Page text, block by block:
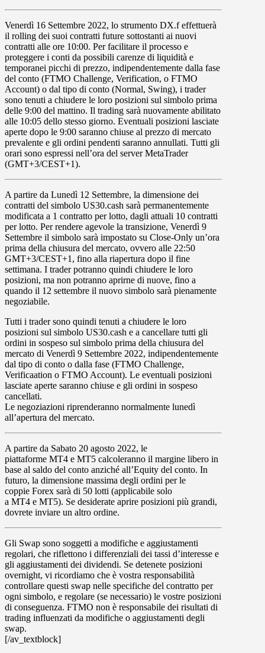
Venerdì 16 Settembre 2022, lo strumento DX.feffettuerà
il rolling dei suoi contratti future sottostanti ai nuovi
contratti alle ore 10:00. Per facilitare il processo e
proteggere i conti da possibili carenze di liquidità e
temporanei picchi di prezzo, indipendentemente dalla fase
del conto (FTMO Challenge, Verification, o FTMO
Account) o dal tipo di conto (Normal, Swing), i trader
sono tenuti a chiudere le loro posizioni sul simbolo prima
delle 9:00 del mattino. Il trading sarà nuovamente abilitato
alle 10:05 dello stesso giorno. Eventuali posizioni lasciate
aperte dopo le 9:00 saranno chiuse al prezzo di mercato
prevalente e gli ordini pendenti saranno annullati. Tutti gli
orari sono espressi nell’ora del server MetaTrader
(GMT+3/CEST+1).
A partire da Lunedì 12 Settembre, la dimensione dei
contratti del simbolo US30.cash sarà permanentemente
modificata a 1 contratto per lotto, dagli attuali 10 contratti
per lotto. Per rendere agevole la transizione, Venerdì 9
Settembre il simbolo sarà impostato su Close-Only un’ora
prima della chiusura del mercato, ovvero alle 22:50
GMT+3/CEST+1, fino alla riapertura dopo il fine
settimana. I trader potranno quindi chiudere le loro
posizioni, ma non potranno aprirne di nuove, fino a
quando il 12 settembre il nuovo simbolo sarà pienamente
negoziabile.
Tutti i tradersono quindi tenuti a chiudere le loro
posizioni sul simbolo US30.cash e a cancellare tutti gli
ordini in sospeso sul simbolo prima della chiusura del
mercato di Venerdì 9 Settembre 2022, indipendentemente
dal tipo di conto o dalla fase (FTMO Challenge,
Verificaation o FTMO Account). Le eventuali posizioni
lasciate aperte saranno chiuse e gli ordini in sospeso
cancellati.
Le negoziazioni riprenderanno normalmente lunedì
all’apertura del mercato.
A partire da Sabato 20 agosto 2022, le
piattaforme MT4 e MT5 calcoleranno il margine libero in
base al saldo del conto anziché all’Equity del conto. In
futuro, la dimensione massima degli ordini per le
coppie Forex sarà di 50 lotti (applicabile solo
a MT4 e MT5). Se desiderate aprire posizioni più grandi,
dovrete inviare un altro ordine.
Gli Swap sono soggetti a modifiche e aggiustamenti
regolari, che riflettono i differenziali dei tassi d’interesse e
gli aggiustamenti dei dividendi. Se detenete posizioni
overnight, vi ricordiamo che è vostra responsabilità
controllare questi swap nelle specifiche del contratto per
ogni simbolo, e regolare (se necessario) le vostre posizioni
di conseguenza. FTMO non è responsabile dei risultati di
trading influenzati da modifiche o aggiustamenti degli
swap.
[/av_textblock]